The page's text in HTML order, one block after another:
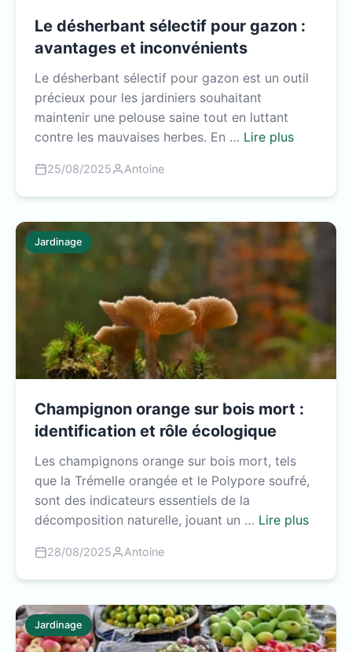
Le désherbant sélectif pour gazon :
avantages et inconvénients
Le désherbant sélectif pour gazon est un outil
précieux pour les jardiniers souhaitant
maintenir une pelouse saine tout en luttant
contre les mauvaises herbes. En … Lire plus
25/08/2025 Antoine
Jardinage
Champignon orange sur bois mort :
identification et rôle écologique
Les champignons orange sur bois mort, tels
que la Trémelle orangée et le Polypore soufré,
sont des indicateurs essentiels de la
décomposition naturelle, jouant un … Lire plus
28/08/2025 Antoine
Jardinage